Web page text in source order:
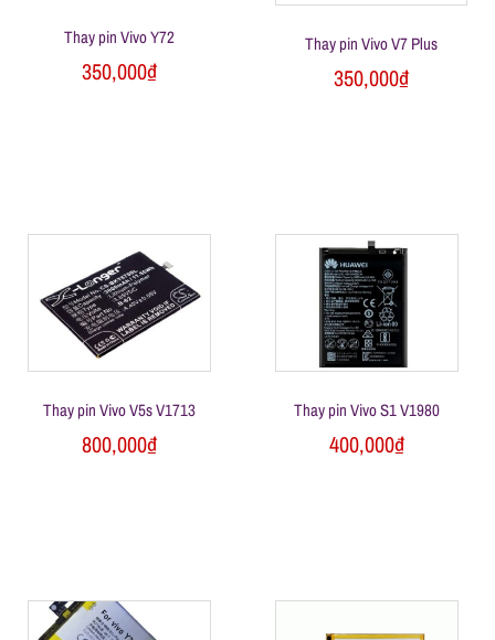
Thay pin Vivo Y72
350,000₫
Thay pin Vivo V7 Plus
350,000₫
Thay pin Vivo V5s V1713
800,000₫
Thay pin Vivo S1 V1980
400,000₫